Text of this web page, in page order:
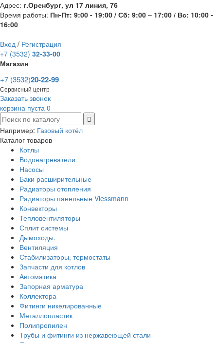
Адрес: г.Оренбург, ул 17 линия, 76
Время работы: Пн-Пт: 9:00 - 19:00 / Сб: 9:00 – 17:00 / Вс: 10:00 -
16:00
Вход / Регистрация
+7 (3532) 32-33-00
Магазин
+7 (3532)20-22-99
Сервисный центр
Заказать звонок
корзина пуста 0
Например: Газовый котёл
Каталог товаров
Котлы
Водонагреватели
Насосы
Баки расширительные
Радиаторы отопления
Радиаторы панельные Viessmann
Конвекторы
Тепловентиляторы
Сплит системы
Дымоходы.
Вентиляция
Стабилизаторы, термостаты
Запчасти для котлов
Автоматика
Запорная арматура
Коллектора
Фитинги никелированные
Металлопластик
Полипропилен
Трубы и фитинги из нержавеющей стали